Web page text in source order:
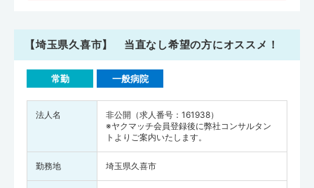
【埼玉県久喜市】 当直なし希望の方にオススメ！
常勤 一般病院
法人名
非公開（求人番号：161938）
※ヤクマッチ会員登録後に弊社コンサルタン
トよりご案内いたします。
勤務地 埼玉県久喜市